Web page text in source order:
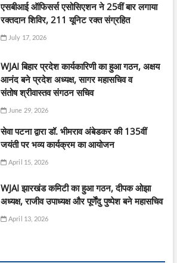
एसबीआई ऑफिसर्स एसोसिएशन ने 25वीं बार लगाया
रक्तदान शिविर, 211 यूनिट रक्त संग्रहित
July 17, 2026
WJAI बिहार प्रदेश कार्यकारिणी का हुआ गठन, अक्षय
आनंद बने प्रदेश अध्यक्ष, सागर महासचिव व
संतोष श्रीवास्तव संगठन सचिव
June 29, 2026
सेवा पटना द्वारा डॉ. भीमराव अंबेडकर की 135वीं
जयंती पर भव्य कार्यक्रम का आयोजन
April 15, 2026
WJAI झारखंड कमिटी का हुआ गठन, दीपक ओझा
अध्यक्ष, राजीव उपाध्यक्ष और पूर्णेंदु पुष्पेश बने महासचिव
April 13, 2026